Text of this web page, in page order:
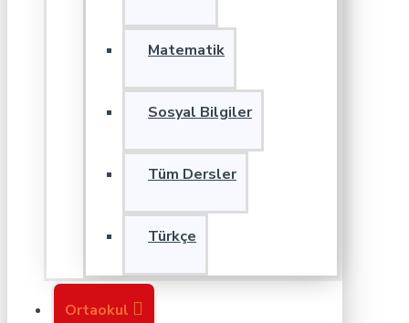
Matematik
Sosyal Bilgiler
Tüm Dersler
Türkçe
Ortaokul